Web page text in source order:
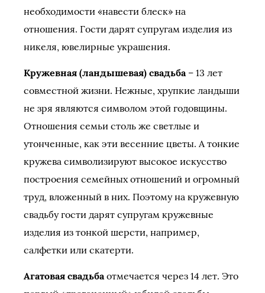
необходимости «навести блеск» на
отношения. Гости дарят супругам изделия из
никеля, ювелирные украшения.
Кружевная (ландышевая) свадьба– 13 лет
совместной жизни. Нежные, хрупкие ландыши
не зря являются символом этой годовщины.
Отношения семьи столь же светлые и
утонченные, как эти весенние цветы. А тонкие
кружева символизируют высокое искусство
построения семейных отношений и огромный
труд, вложенный в них. Поэтому на кружевную
свадьбу гости дарят супругам кружевные
изделия из тонкой шерсти, например,
салфетки или скатерти.
Агатовая свадьбаотмечается через 14 лет. Это